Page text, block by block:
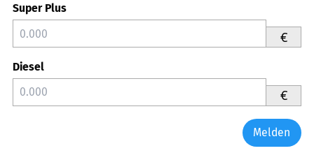
Super Plus
€
Diesel
€
Melden